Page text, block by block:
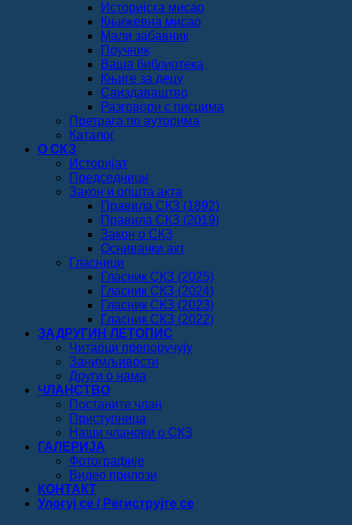
Историјска мисао
Књижевна мисао
Мали забавник
Поучник
Ваша библиотека
Књиге за децу
Саиздаваштво
Разговори с писцима
Претрага по ауторима
Каталог
О СКЗ
Историјат
Председници
Закон и општа акта
Правила СКЗ (1892)
Правила СКЗ (2019)
Закон о СКЗ
Оснивачки акт
Гласници
Гласник СКЗ (2025)
Гласник СКЗ (2024)
Гласник СКЗ (2023)
Гласник СКЗ (2022)
ЗАДРУГИН ЛЕТОПИС
Читаоци препоручују
Занимљивости
Други о нама
ЧЛАНСТВО
Постаните члан
Приступница
Наши чланови о СКЗ
ГАЛЕРИЈА
Фотографије
Видео прилози
КОНТАКТ
Улогуј се / Региструјте се